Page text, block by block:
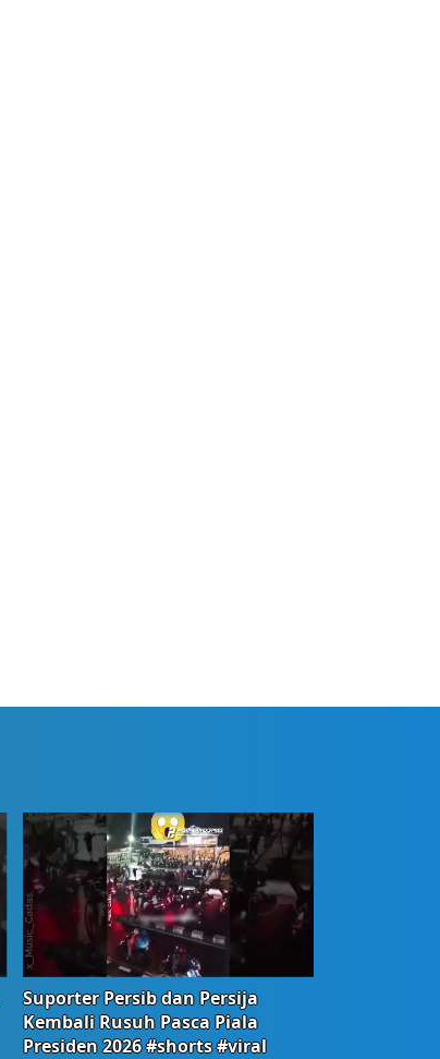
Suporter Persib dan Persija
Kembali Rusuh Pasca Piala
Presiden 2026 #shorts #viral